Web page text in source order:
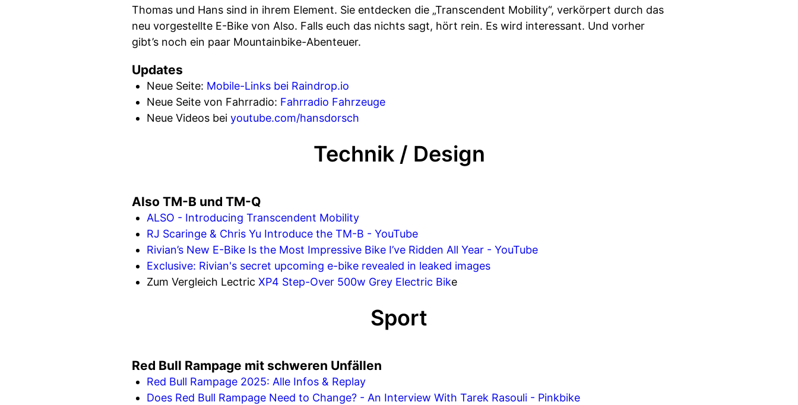
Thomas und Hans sind in ihrem Element. Sie entdecken die „Transcendent Mobility“, verkörpert durch das
neu vorgestellte E-Bike von Also. Falls euch das nichts sagt, hört rein. Es wird interessant. Und vorher
gibt’s noch ein paar Mountainbike-Abenteuer.
Updates
Neue Seite: Mobile-Links bei Raindrop.io
Neue Seite von Fahrradio: Fahrradio Fahrzeuge
Neue Videos bei youtube.com/hansdorsch
Technik / Design
Also TM-B und TM-Q
ALSO - Introducing Transcendent Mobility
RJ Scaringe & Chris Yu Introduce the TM-B - YouTube
Rivian’s New E-Bike Is the Most Impressive Bike I’ve Ridden All Year - YouTube
Exclusive: Rivian's secret upcoming e-bike revealed in leaked images
Zum Vergleich Lectric XP4 Step-Over 500w Grey Electric Bike
Sport
Red Bull Rampage mit schweren Unfällen
Red Bull Rampage 2025: Alle Infos & Replay
Does Red Bull Rampage Need to Change? - An Interview With Tarek Rasouli - Pinkbike